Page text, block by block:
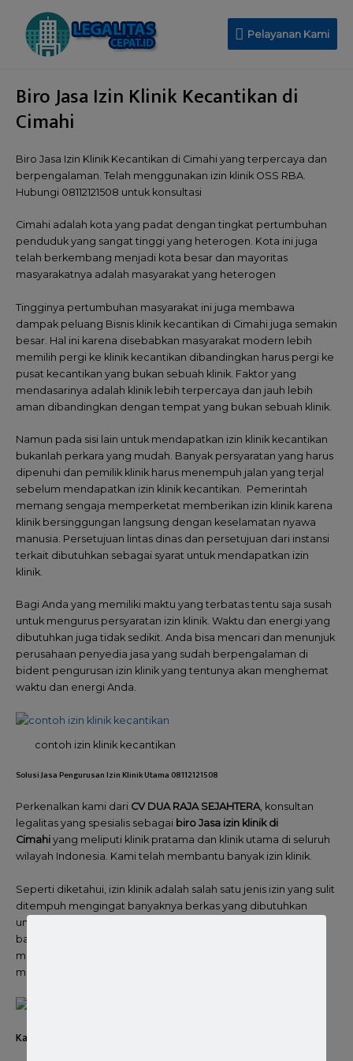
Pelayanan Kami
Biro Jasa Izin Klinik Kecantikan di
Cimahi
Biro Jasa Izin Klinik Kecantikan di Cimahi yang terpercaya dan
berpengalaman. Telah menggunakan izin klinik OSS RBA.
Hubungi 08112121508 untuk konsultasi
Cimahi adalah kota yang padat dengan tingkat pertumbuhan
penduduk yang sangat tinggi yang heterogen. Kota ini juga
telah berkembang menjadi kota besar dan mayoritas
masyarakatnya adalah masyarakat yang heterogen
Tingginya pertumbuhan masyarakat ini juga membawa
dampak peluang Bisnis klinik kecantikan di Cimahi juga semakin
besar. Hal ini karena disebabkan masyarakat modern lebih
memilih pergi ke klinik kecantikan dibandingkan harus pergi ke
pusat kecantikan yang bukan sebuah klinik. Faktor yang
mendasarinya adalah klinik lebih terpercaya dan jauh lebih
aman dibandingkan dengan tempat yang bukan sebuah klinik.
Namun pada sisi lain untuk mendapatkan izin klinik kecantikan
bukanlah perkara yang mudah. Banyak persyaratan yang harus
dipenuhi dan pemilik klinik harus menempuh jalan yang terjal
sebelum mendapatkan izin klinik kecantikan. Pemerintah
memang sengaja memperketat memberikan izin klinik karena
klinik bersinggungan langsung dengan keselamatan nyawa
manusia. Persetujuan lintas dinas dan persetujuan dari instansi
terkait dibutuhkan sebagai syarat untuk mendapatkan izin
klinik.
Bagi Anda yang memiliki maktu yang terbatas tentu saja susah
untuk mengurus persyaratan izin klinik. Waktu dan energi yang
dibutuhkan juga tidak sedikit. Anda bisa mencari dan menunjuk
perusahaan penyedia jasa yang sudah berpengalaman di
bident pengurusan izin klinik yang tentunya akan menghemat
waktu dan energi Anda.
contoh izin klinik kecantikan
Solusi Jasa Pengurusan Izin Klinik Utama 08112121508
Perkenalkan kami dari CV DUA RAJA SEJAHTERA, konsultan
legalitas yang spesialis sebagai biro Jasa izin klinik di
Cimahi yang meliputi klinik pratama dan klinik utama di seluruh
wilayah Indonesia. Kami telah membantu banyak izin klinik.
Seperti diketahui, izin klinik adalah salah satu jenis izin yang sulit
ditempuh mengingat banyaknya berkas yang dibutuhkan
untuk mendapatkan izin klinik. Sehingga waktu Anda akan
banyak terbuang untuk mengurus perizinan klinik, sebaiknya
masalah perizinan klinik serahkan kepada kami dan kami siap
membantu Anda.
Kami Solusi Biro Jasa Izin Klinik Pratama serta izin operasional Klinik